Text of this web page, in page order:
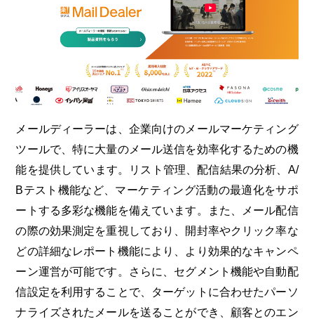
メールディーラーは、企業向けのメールマーケティング
ツールで、特に大量のメール送信を効率化するための機
能を提供しています。リスト管理、配信結果の分析、A/
Bテスト機能など、マーケティング活動の最適化をサポ
ートする多彩な機能を備えています。また、メール配信
の際の効果測定を重視しており、開封率やクリック率な
どの詳細なレポート機能により、より効果的なキャンペ
ーン運営が可能です。さらに、セグメント機能や自動配
信設定を利用することで、ターゲットに合わせたパーソ
ナライズされたメールを送ることができ、顧客とのエン